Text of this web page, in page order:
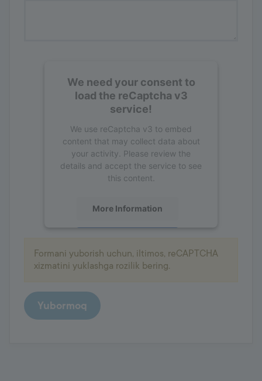
We need your consent to
load the reCaptcha v3
service!
We use reCaptcha v3 to embed
content that may collect data about
your activity. Please review the
details and accept the service to see
this content.
More Information
powered byUsercentrics Consent
Management Platform
Formani yuborish uchun, iltimos, reCAPTCHA
xizmatini yuklashga rozilik bering.
Yubormoq